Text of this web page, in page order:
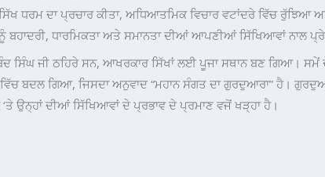
ਧਰਮ ਦਾ ਪ੍ਰਚਾਰ ਕੀਤਾ, ਅਧਿਆਤਮਿਕ ਵਿਚਾਰ ਵਟਾਂਦਰੇ ਵਿੱਚ ਰੁੱਝਿਆ
ਬਹਾਦਰੀ, ਧਾਰਮਿਕਤਾ ਅਤੇ ਸਮਾਨਤਾ ਦੀਆਂ ਆਪਣੀਆਂ ਸਿੱਖਿਆਵਾਂ ਨਾਲ
ਸਿੰਘ ਜੀ ਠਹਿਰੇ ਸਨ, ਆਖਰਕਾਰ ਸਿੱਖਾਂ ਲਈ ਪੂਜਾ ਸਥਾਨ ਬਣ ਗਿਆ। ਸਮੇਂ
ਬਦਲ ਗਿਆ, ਜਿਸਦਾ ਅਨੁਵਾਦ “ਮਹਾਨ ਸੰਗਤ ਦਾ ਗੁਰਦੁਆਰਾ” ਹੈ।
ਉਨ੍ਹਾਂ ਦੀਆਂ ਸਿੱਖਿਆਵਾਂ ਦੇ ਪ੍ਰਭਾਵ ਦੇ ਪ੍ਰਮਾਣ ਵਜੋਂ ਖੜ੍ਹਾ ਹੈ।